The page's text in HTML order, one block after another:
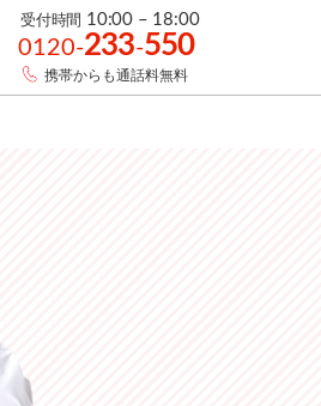
受付時間 10:00 – 18:00
0120-233-550
携帯からも通話料無料